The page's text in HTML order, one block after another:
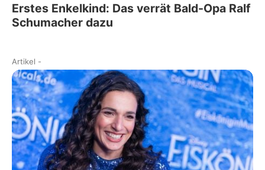
Erstes Enkelkind: Das verrät Bald-Opa Ralf
Schumacher dazu
Artikel -